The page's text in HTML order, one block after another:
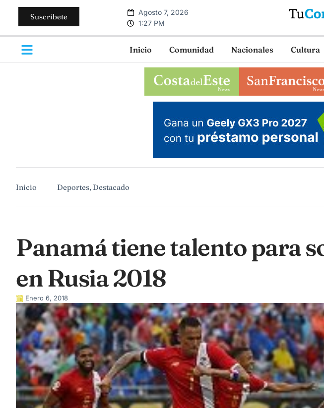
Suscríbete
Agosto 7, 2026
1:27 PM
Inicio Comunidad Nacionales Cultura
Inicio Deportes, Destacado
Panamá tiene talento para
en Rusia 2018
Enero 6, 2018